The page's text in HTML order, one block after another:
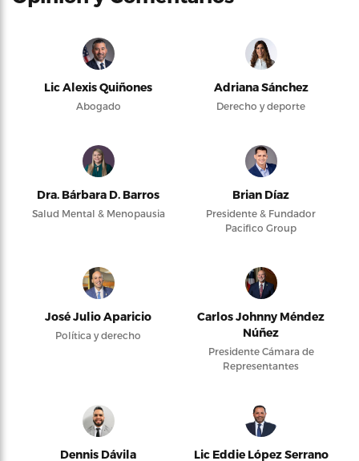
Lic Alexis Quiñones
Abogado
Adriana Sánchez
Derecho y deporte
Dra. Bárbara D. Barros
Salud Mental & Menopausia
Brian Díaz
Presidente & Fundador
Pacifico Group
José Julio Aparicio
Política y derecho
Carlos Johnny Méndez
Núñez
Presidente Cámara de
Representantes
Dennis Dávila Lic Eddie López Serrano